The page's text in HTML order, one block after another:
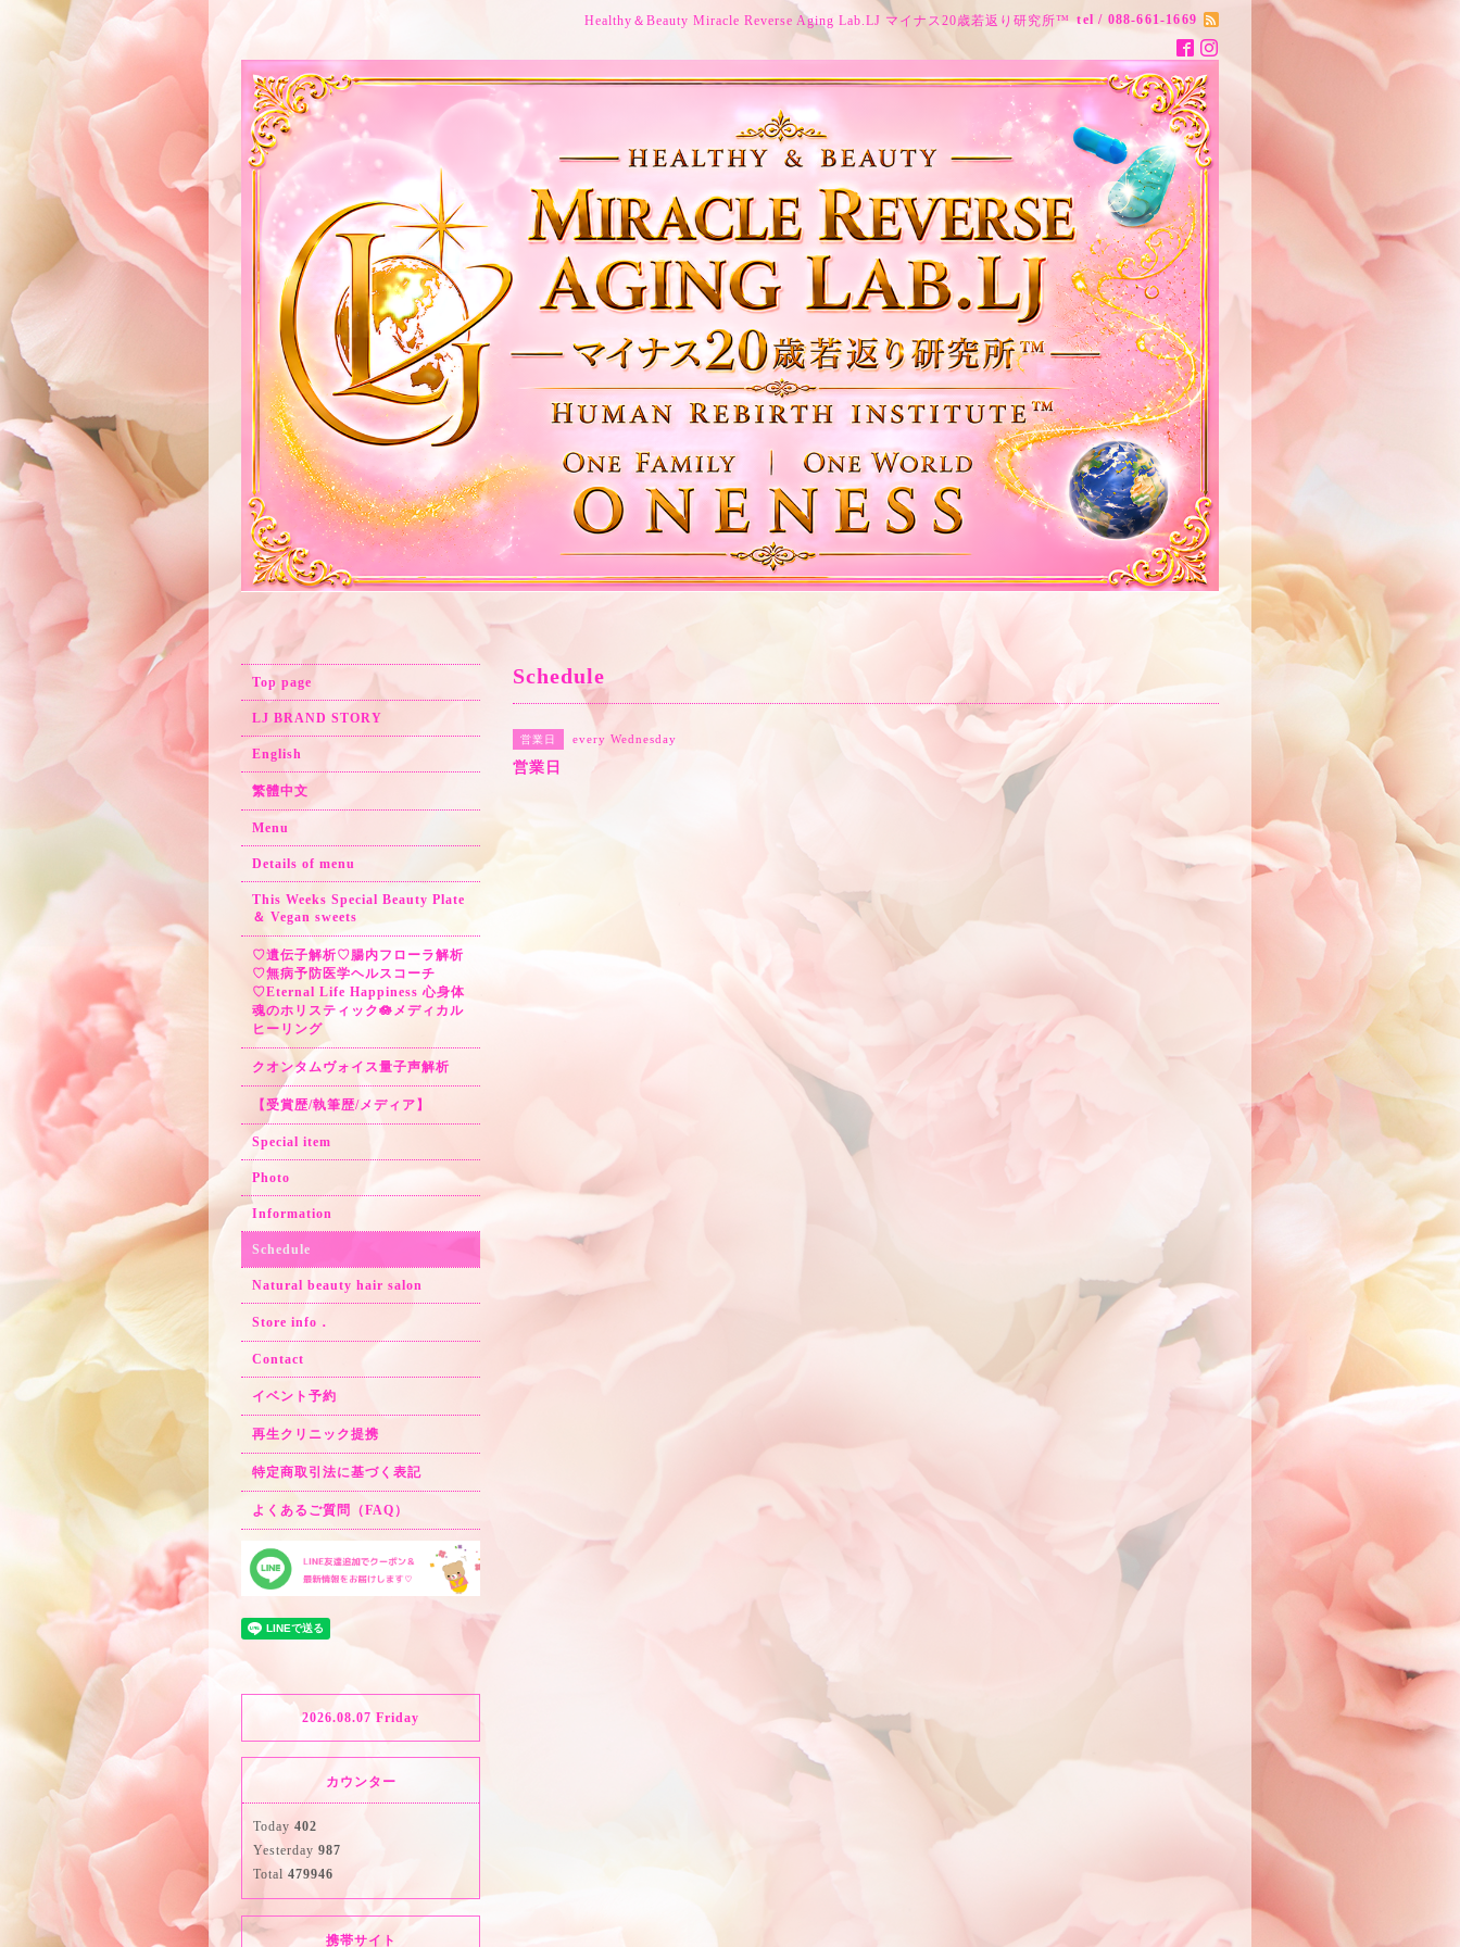
Healthy＆Beauty Miracle Reverse Aging Lab.LJ マイナス20歳若返り研究所™ tel / 088-661-1669
Schedule
営業日 every Wednesday
営業日
Top page
LJ BRAND STORY
English
繁體中文
Menu
Details of menu
This Weeks Special Beauty Plate
＆ Vegan sweets
♡遺伝子解析♡腸内フローラ解析
♡無病予防医学ヘルスコーチ
♡Eternal Life Happiness 心身体
魂のホリスティック🪷メディカル
ヒーリング
クオンタムヴォイス量子声解析
【受賞歴/執筆歴/メディア】
Special item
Photo
Information
Schedule
Natural beauty hair salon
Store info．
Contact
イベント予約
再生クリニック提携
特定商取引法に基づく表記
よくあるご質問（FAQ）
2026.08.07 Friday
カウンター
Today 402
Yesterday 987
Total 479946
携帯サイト